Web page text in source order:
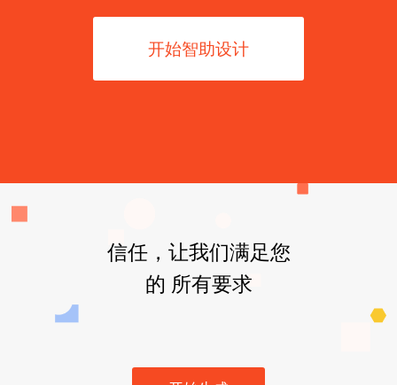
开始智助设计
信任，让我们满足您
的 所有要求